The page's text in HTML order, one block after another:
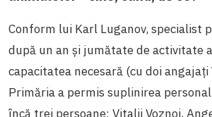
Conform lui Karl Luganov, specialist
după un an și jumătate de activitate
capacitatea necesară (cu doi angajați
Primăria a permis suplinirea
încă trei persoane: Vitalii Voznoi,